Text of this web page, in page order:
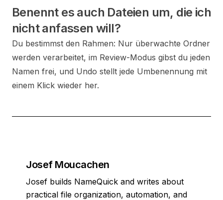
Benennt es auch Dateien um, die ich
nicht anfassen will?
Du bestimmst den Rahmen: Nur überwachte Ordner
werden verarbeitet, im Review-Modus gibst du jeden
Namen frei, und Undo stellt jede Umbenennung mit
einem Klick wieder her.
Josef Moucachen
Josef builds NameQuick and writes about
practical file organization, automation, and